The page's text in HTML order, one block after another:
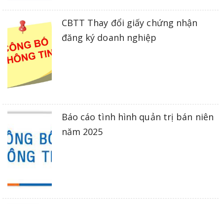
CBTT Thay đổi giấy chứng nhận
đăng ký doanh nghiệp
Báo cáo tình hình quản trị bán niên
năm 2025